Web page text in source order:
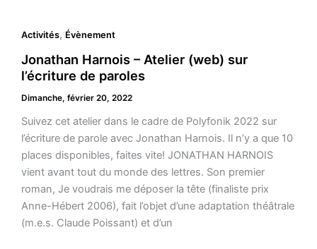
Activités, Évènement
Jonathan Harnois – Atelier (web) sur
l’écriture de paroles
Dimanche, février 20, 2022
Suivez cet atelier dans le cadre de Polyfonik 2022 sur
l’écriture de parole avec Jonathan Harnois. Il n’y a que 10
places disponibles, faites vite! JONATHAN HARNOIS
vient avant tout du monde des lettres. Son premier
roman, Je voudrais me déposer la tête (finaliste prix
Anne-Hébert 2006), fait l’objet d’une adaptation théâtrale
(m.e.s. Claude Poissant) et d’un